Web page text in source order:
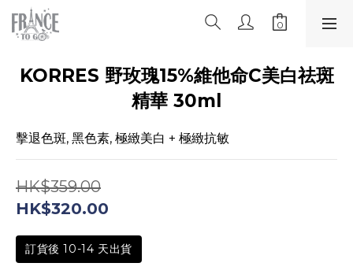
KORRES 野玫瑰15%維他命C美白祛斑
精華 30ml
擊退色斑, 黑色素, 極緻美白 + 極緻抗敏
HK$359.00
HK$320.00
訂貨後 10-14 天出貨